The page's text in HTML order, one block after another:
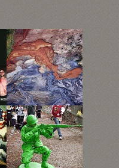
«Индустриальные
шрамы», или
аэроснимки
загрязнения
...